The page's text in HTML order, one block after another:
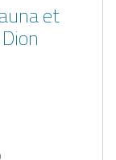
et
à Dion
1
de salles de bain: 1